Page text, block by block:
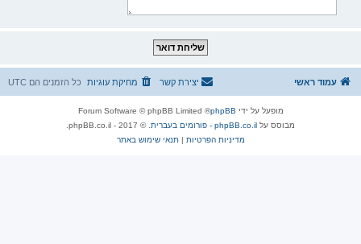
עמוד ראשי כל הזמנים הם UTC מחיקת עוגיות יצירת קשר
מופעל על ידי phpBB
® Forum Software © phpBB Limited
מבוסס על phpBB.co.il - פורומים בעברית
. © 2017 - phpBB.co.il.
מדיניות הפרטיות |תנאי שימוש באתר